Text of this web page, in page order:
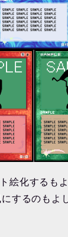
絵化するも
するのもよ